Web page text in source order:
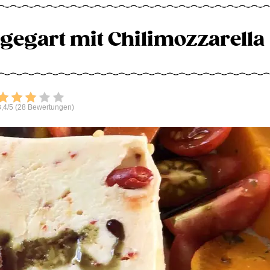
mit Chilimozzarella
Bewerten
5 (28 Bewertungen)